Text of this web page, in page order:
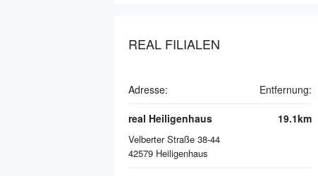
REAL FILIALEN
Adresse: Entfernung:
real Heiligenhaus
Velberter Straße 38-44
42579 Heiligenhaus
19.1km